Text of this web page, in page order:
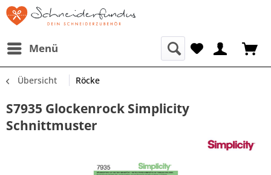
Menü
Übersicht Röcke
S7935 Glockenrock Simplicity
Schnittmuster